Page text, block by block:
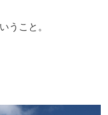
うこと。